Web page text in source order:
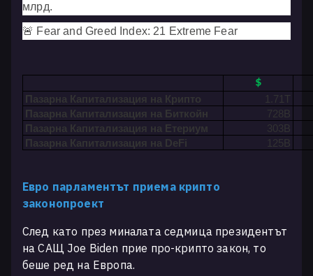
млрд.
🚨 Fear and Greed Index: 21 Extreme Fear
$
Пазарна Капитализация на Крипто
1.71T
Пазарна Капитализация на Биткойн
728B
Пазарна Капитализация на Етериум
303 B
Пазарна Капитализация на DeFi
125B
Евро парламентът приема крипто
законопроект
След като през миналата седмица президентът
на САЩ Joe Biden прие про-крипто закон, то
беше ред на Европа.